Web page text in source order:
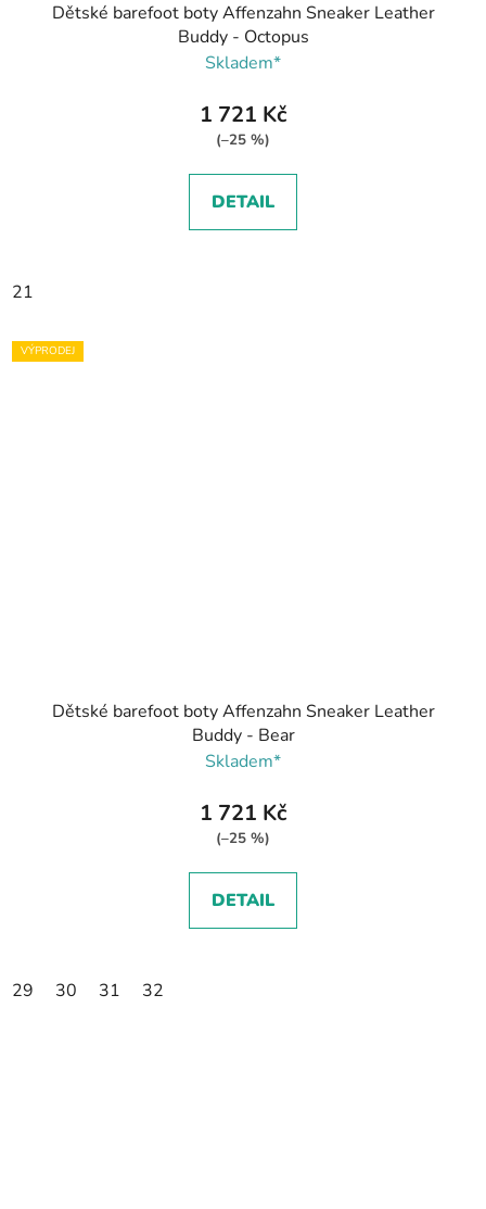
Dětské barefoot boty Affenzahn Sneaker Leather
Buddy - Octopus
Skladem*
1 721 Kč
(–25 %)
DETAIL
21
VÝPRODEJ
Dětské barefoot boty Affenzahn Sneaker Leather
Buddy - Bear
Skladem*
1 721 Kč
(–25 %)
DETAIL
29 30 31 32